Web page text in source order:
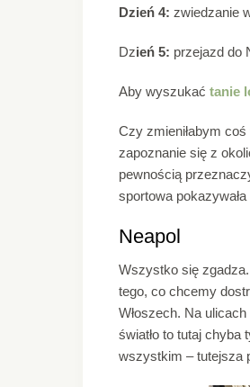
Dzień 4: zwiedzanie
Dzień 5: przejazd do
Aby wyszukać tanie
Czy zmieniłabym
zapoznanie się z
pewnością
sportowa
Neapol
Wszystko się
tego, co chcemy
Włoszech. Na
światło to tutaj
wszystkim – tutejsza